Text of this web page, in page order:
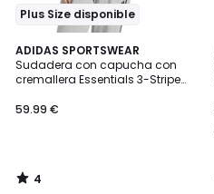
Plus Size disponible
ADIDAS SPORTSWEAR
Sudadera con capucha con
cremallera Essentials 3-Stripes
59.99 €
4
/
5
4
/